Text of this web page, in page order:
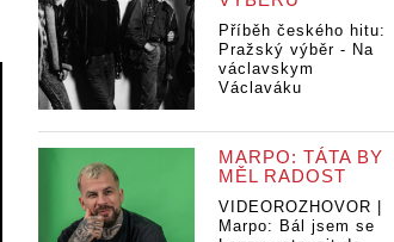
Příběh českého hitu:
Pražský výběr - Na
václavskym
Václaváku
MARPO: TÁTA BY
MĚL RADOST
VIDEOROZHOVOR |
Marpo: Bál jsem se